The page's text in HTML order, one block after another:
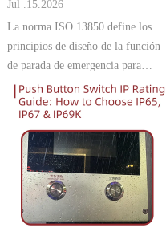
Jul .15.2026
La norma ISO 13850 define los
principios de diseño de la función
de parada de emergencia para
maquinaria que opera en la Unión
Europea. Para los fabricantes
de la UE, el cumplimiento de esta
norma es esencial para la marc